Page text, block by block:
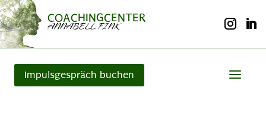
COACHINGCENTER
ANNABELL FINK
Impulsgespräch buchen